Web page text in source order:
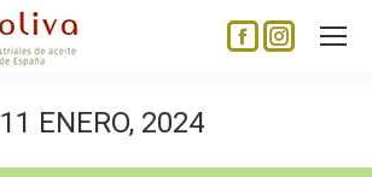
Facebook
Instagram
11 ENERO, 2024